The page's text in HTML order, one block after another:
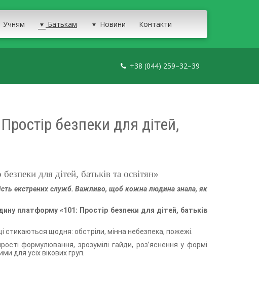
Учням Батькам Новини Контакти
+38 (044) 259–32–39
безпеки для дітей,
для дітей, батьків та освітян»
екстрених служб. Важливо, щоб кожна людина знала, як
платформу «101: Простір безпеки для дітей, батьків
стикаються щодня: обстріли, мінна небезпека, пожежі.
формулювання, зрозумілі гайди, розʼяснення у формі
для усіх вікових груп.